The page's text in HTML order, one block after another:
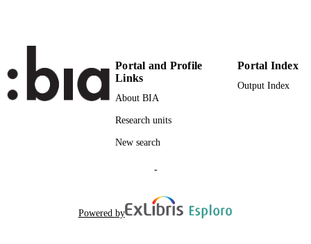
LANGUAGE Italian
Journal article
Dal Negro S
DESCRIPTION
Portal and Profile
Links
About BIA
Research units
New search
Portal Index
Output Index
-
Powered by